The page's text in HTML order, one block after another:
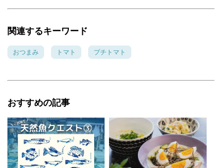
関連するキーワード
おつまみ トマト プチトマト
おすすめの記事